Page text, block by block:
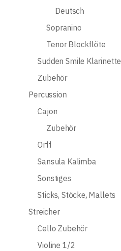
Deutsch
Sopranino
Tenor Blockflöte
Sudden Smile Klarinette
Zubehör
Percussion
Cajon
Zubehör
Orff
Sansula Kalimba
Sonstiges
Sticks, Stöcke, Mallets
Streicher
Cello Zubehör
Violine 1/2